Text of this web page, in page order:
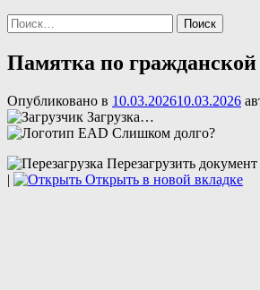
Найти:
Памятка по гражданской
Опубликовано в 10.03.202610.03.2026
Загрузка…
Слишком долго?
Перезагрузить документ
|
Открыть в новой вкладке